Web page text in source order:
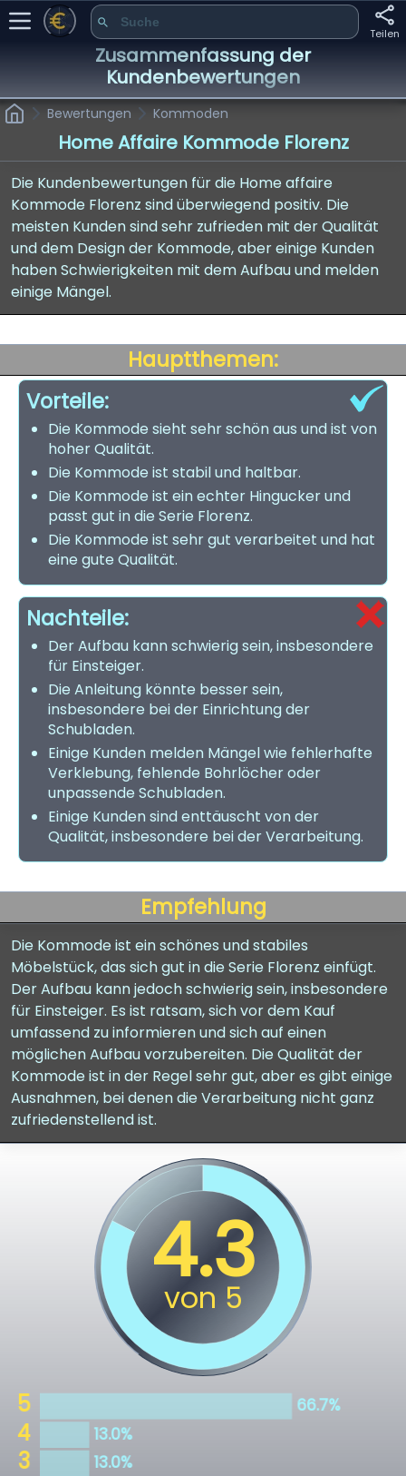
Teilen
Zusammenfassung der
Kundenbewertungen
Bewertungen Kommoden
Home Affaire Kommode Florenz
Die Kundenbewertungen für die Home affaire
Kommode Florenz sind überwiegend positiv. Die
meisten Kunden sind sehr zufrieden mit der Qualität
und dem Design der Kommode, aber einige Kunden
haben Schwierigkeiten mit dem Aufbau und melden
einige Mängel.
Hauptthemen:
Vorteile:
Die Kommode sieht sehr schön aus und ist von
hoher Qualität.
Die Kommode ist stabil und haltbar.
Die Kommode ist ein echter Hingucker und
passt gut in die Serie Florenz.
Die Kommode ist sehr gut verarbeitet und hat
eine gute Qualität.
Nachteile:
Der Aufbau kann schwierig sein, insbesondere
für Einsteiger.
Die Anleitung könnte besser sein,
insbesondere bei der Einrichtung der
Schubladen.
Einige Kunden melden Mängel wie fehlerhafte
Verklebung, fehlende Bohrlöcher oder
unpassende Schubladen.
Einige Kunden sind enttäuscht von der
Qualität, insbesondere bei der Verarbeitung.
Empfehlung
Die Kommode ist ein schönes und stabiles
Möbelstück, das sich gut in die Serie Florenz einfügt.
Der Aufbau kann jedoch schwierig sein, insbesondere
für Einsteiger. Es ist ratsam, sich vor dem Kauf
umfassend zu informieren und sich auf einen
möglichen Aufbau vorzubereiten. Die Qualität der
Kommode ist in der Regel sehr gut, aber es gibt einige
Ausnahmen, bei denen die Verarbeitung nicht ganz
zufriedenstellend ist.